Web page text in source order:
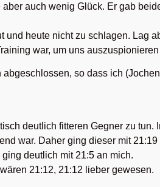
auch wenig Glück. Er gab
und heute nicht zu schlagen. Lag
war, um uns
so dass ich
deutlich fitteren Gegner zu tun.
war. Daher ging dieser mit
deutlich mit 21:5 an mich.
21:12, 21:12 lieber gewesen.